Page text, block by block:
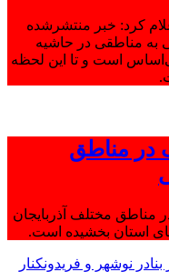
کرد: خبر منتشرشده
به مناطقی در حاشیه
است و تا این لحظه
در مناطق
مناطق مختلف آذربایجان
استان بخشیده است.